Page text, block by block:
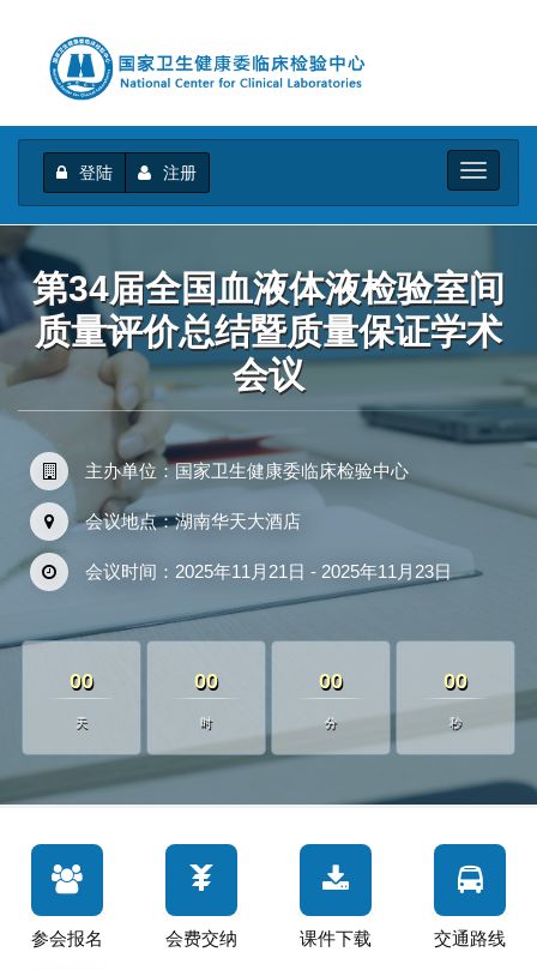
登陆 注册
Toggle
第34届全国血液体液检验室间
质量评价总结暨质量保证学术
会议
主办单位：国家卫生健康委临床检验中心
会议地点：湖南华天大酒店
会议时间：2025年11月21日 - 2025年11月23日
00
天
00
时
00
分
00
秒
参会报名 会费交纳 课件下载 交通路线